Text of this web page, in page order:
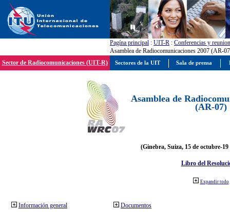
Pagína principal : UIT-R : Conferencias y
Asamblea de Radiocomunicaciones 2007 (AR-
Sector de Radiocomunicaciones (UIT-R)
Asamblea de
(AR-07)
(Ginebra, Suiza, 15 de octubre-19
Libro del
Expandir todo
Información general Documentos
Sectores de la UIT Sala de prensa